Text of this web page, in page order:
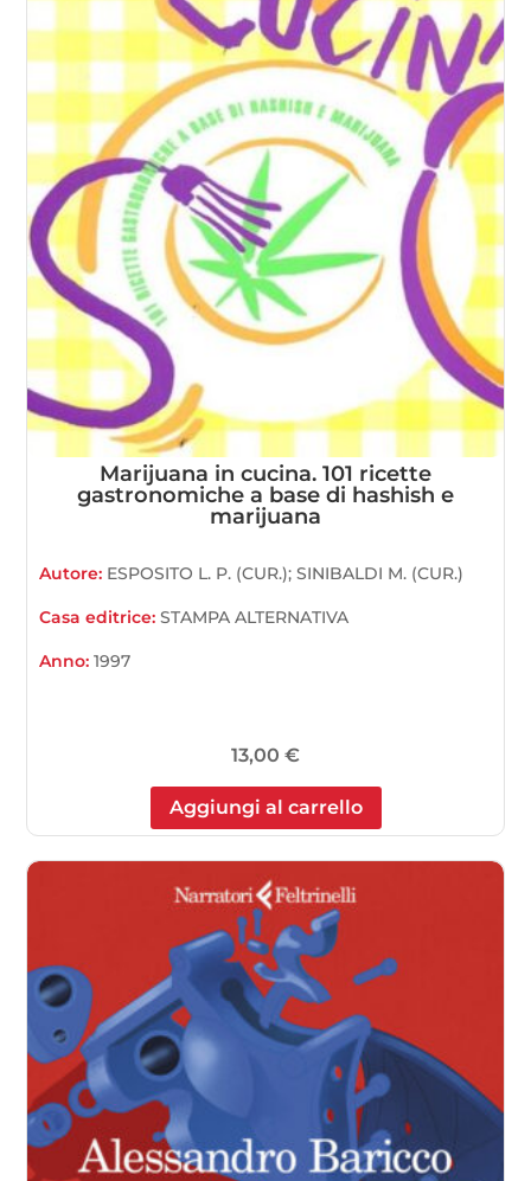
Marijuana in cucina. 101 ricette
gastronomiche a base di hashish e
marijuana
Autore: ESPOSITO L. P. (CUR.); SINIBALDI M. (CUR.)
Casa editrice:STAMPA ALTERNATIVA
Anno:1997
13,00 €
Aggiungi al carrello